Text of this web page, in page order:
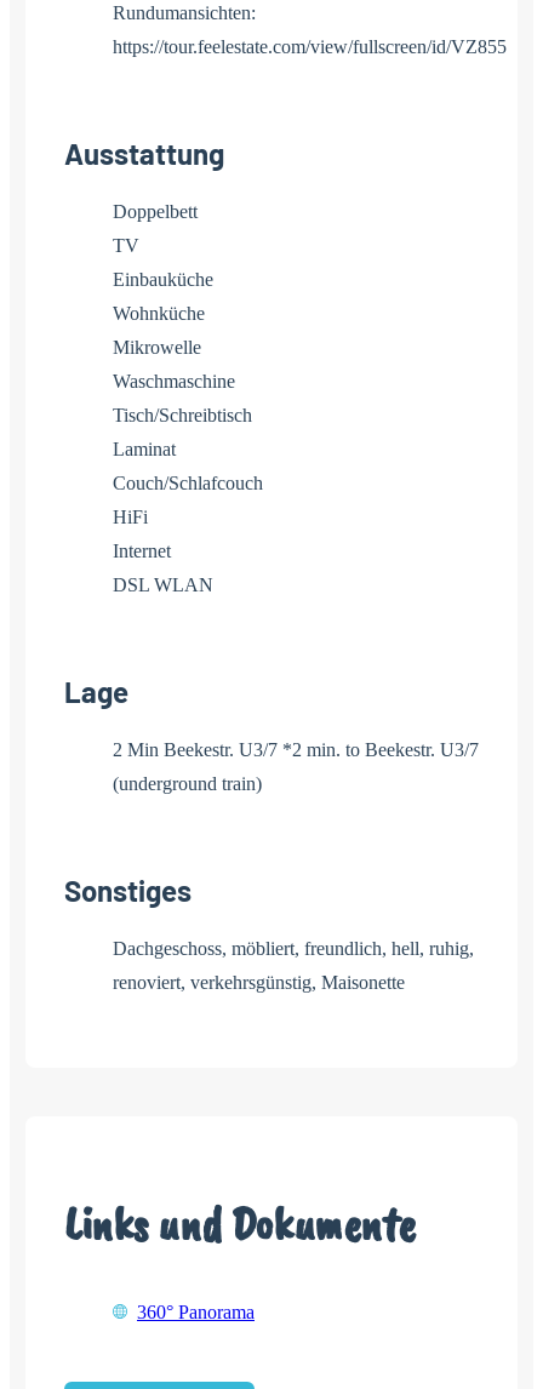
Rundumansichten:
https://tour.feelestate.com/view/fullscreen/id/VZ855
Ausstattung
Doppelbett
TV
Einbauküche
Wohnküche
Mikrowelle
Waschmaschine
Tisch/Schreibtisch
Laminat
Couch/Schlafcouch
HiFi
Internet
DSL WLAN
Lage
2 Min Beekestr. U3/7 *2 min. to Beekestr. U3/7
(underground train)
Sonstiges
Dachgeschoss, möbliert, freundlich, hell, ruhig,
renoviert, verkehrsgünstig, Maisonette
Links und Dokumente
360° Panorama